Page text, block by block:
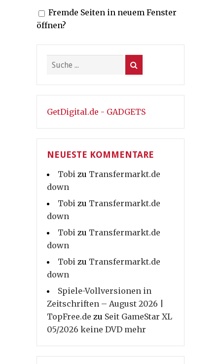
Fremde Seiten in neuem Fenster
öffnen?
GetDigital.de - GADGETS
NEUESTE KOMMENTARE
Tobi zu Transfermarkt.de
down
Tobi zu Transfermarkt.de
down
Tobi zu Transfermarkt.de
down
Tobi zu Transfermarkt.de
down
Spiele-Vollversionen in
Zeitschriften – August 2026 |
TopFree.de zu Seit GameStar XL
05/2026 keine DVD mehr